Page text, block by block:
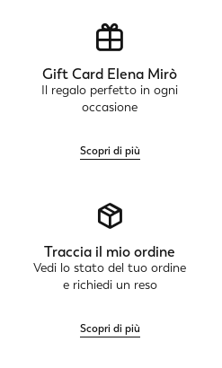
Gift Card Elena Mirò
Il regalo perfetto in ogni
occasione
Scopri di più
Traccia il mio ordine
Vedi lo stato del tuo ordine
e richiedi un reso
Scopri di più